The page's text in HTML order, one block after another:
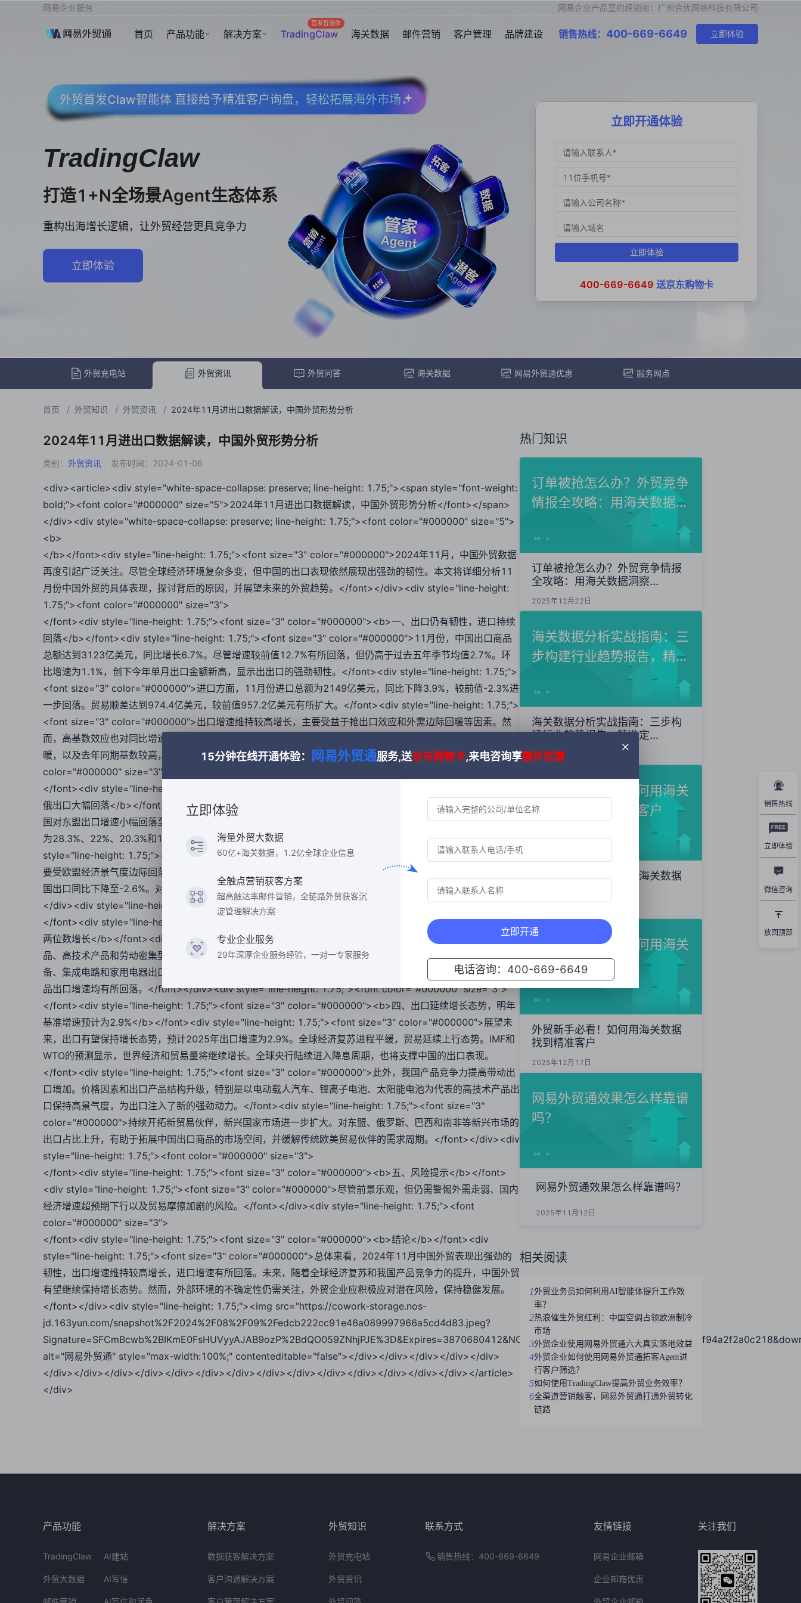
网易企业服务 网易企业产品签约经销商：广州合优网络科技有限公司
首页 产品功能 解决方案 TradingClaw
首发智能体
海关数据 邮件营销 客户管理 品牌建设 销售热线： 400-669-6649 立即体验
外贸首发Claw智能体 直接给予精准客户询盘，轻松拓展海外市场
TradingClaw
打造1+N全场景Agent生态体系
重构出海增长逻辑，让外贸经营更具竞争力
立即体验
立即开通体验
立即体验
400-669-6649 送京东购物卡
外贸充电站 外贸资讯 外贸问答 海关数据 网易外贸通优惠 服务网点
首页 / 外贸知识 / 外贸资讯 / 2024年11月进出口数据解读，中国外贸形势分析
2024年11月进出口数据解读，中国外贸形势分析
类别： 外贸资讯 发布时间：2024-01-06
<div><article><div style="white-space-collapse: preserve; line-height: 1.75;"><span style="font-weight:
bold;"><font color="#000000" size="5">2024年11月进出口数据解读，中国外贸形势分析</font></span>
</div><div style="white-space-collapse: preserve; line-height: 1.75;"><font color="#000000" size="5">
<b>
</b></font><div style="line-height: 1.75;"><font size="3" color="#000000">2024年11月，中国外贸数据
再度引起广泛关注。尽管全球经济环境复杂多变，但中国的出口表现依然展现出强劲的韧性。本文将详细分析11
月份中国外贸的具体表现，探讨背后的原因，并展望未来的外贸趋势。</font></div><div style="line-height:
1.75;"><font color="#000000" size="3">
</font><div style="line-height: 1.75;"><font size="3" color="#000000"><b>一、出口仍有韧性，进口持续
回落</b></font><div style="line-height: 1.75;"><font size="3" color="#000000">11月份，中国出口商品
总额达到3123亿美元，同比增长6.7%。尽管增速较前值12.7%有所回落，但仍高于过去五年季节均值2.7%。环
比增速为1.1%，创下今年单月出口金额新高，显示出出口的强劲韧性。</font><div style="line-height: 1.75;">
<font size="3" color="#000000">进口方面，11月份进口总额为2149亿美元，同比下降3.9%，较前值-2.3%进
一步回落。贸易顺差达到974.4亿美元，较前值957.2亿美元有所扩大。</font><div style="line-height: 1.75;">
<font size="3" color="#000000">出口增速维持较高增长，主要受益于抢出口效应和外需边际回暖等因素。然
而，高基数效应也对同比增速带来一定拖累。具体来看，贸易商预期关税效用引发提前进货潮，外需景气度边际回
暖，以及去年同期基数较高，都是影响因素。</font></div><div style="line-height: 1.75;"><font
color="#000000" size="3">
</font><div style="line-height: 1.75;"><font size="3" color="#000000"><b>二、对东盟出口保持平稳，对
俄出口大幅回落</b></font><div style="line-height: 1.75;"><font size="3" color="#000000">11月份，中
国对东盟出口增速小幅回落至14.9%，但依旧维持两位数高增长。对马来西亚、泰国、印尼和越南的出口增速分别
为28.3%、22%、20.3%和12.8%。对新加坡和菲律宾的出口增速小幅下降，但整体保持平稳。</font><div
style="line-height: 1.75;"><font size="3" color="#000000">对欧盟出口增速有所回落，同比增速为7.2%，主
要受欧盟经济景气度边际回落拖累。对美国出口增速维持高增，同比增速为8%。对日本出口同比增长6.3%，对韩
国出口同比下降至-2.6%。对俄罗斯出口增速大幅下滑至-2.5%，是本月出口增速国别最大拖累项。</font>
</div><div style="line-height: 1.75;"><font color="#000000" size="3">
</font><div style="line-height: 1.75;"><font size="3" color="#000000"><b>三、集成电路和家电出口维持
两位数增长</b></font><div style="line-height: 1.75;"><font size="3" color="#000000">11月份，机电产
品、高技术产品和劳动密集型产品出口增速均有不同程度回落。机电产品出口同比增长7.9%，其中通用机械设
备、集成电路和家用电器出口增速分别为14%、11%和10.1%。劳动密集型产品中，除玩具外，所有主要类别商
品出口增速均有所回落。</font></div><div style="line-height: 1.75;"><font color="#000000" size="3">
</font><div style="line-height: 1.75;"><font size="3" color="#000000"><b>四、出口延续增长态势，明年
基准增速预计为2.9%</b></font><div style="line-height: 1.75;"><font size="3" color="#000000">展望未
来，出口有望保持增长态势，预计2025年出口增速为2.9%。全球经济复苏进程平缓，贸易延续上行态势。IMF和
WTO的预测显示，世界经济和贸易量将继续增长。全球央行陆续进入降息周期，也将支撑中国的出口表现。
</font><div style="line-height: 1.75;"><font size="3" color="#000000">此外，我国产品竞争力提高带动出
口增加。价格因素和出口产品结构升级，特别是以电动载人汽车、锂离子电池、太阳能电池为代表的高技术产品出
口保持高景气度，为出口注入了新的强劲动力。</font><div style="line-height: 1.75;"><font size="3"
color="#000000">持续开拓新贸易伙伴，新兴国家市场进一步扩大。对东盟、俄罗斯、巴西和南非等新兴市场的
出口占比上升，有助于拓展中国出口商品的市场空间，并缓解传统欧美贸易伙伴的需求周期。</font></div><div
style="line-height: 1.75;"><font color="#000000" size="3">
</font><div style="line-height: 1.75;"><font size="3" color="#000000"><b>五、风险提示</b></font>
<div style="line-height: 1.75;"><font size="3" color="#000000">尽管前景乐观，但仍需警惕外需走弱、国内
经济增速超预期下行以及贸易摩擦加剧的风险。</font></div><div style="line-height: 1.75;"><font
color="#000000" size="3">
</font><div style="line-height: 1.75;"><font size="3" color="#000000"><b>结论</b></font><div
style="line-height: 1.75;"><font size="3" color="#000000">总体来看，2024年11月中国外贸表现出强劲的
韧性，出口增速维持较高增长，进口增速有所回落。未来，随着全球经济复苏和我国产品竞争力的提升，中国外贸
有望继续保持增长态势。然而，外部环境的不确定性仍需关注，外贸企业应积极应对潜在风险，保持稳健发展。
</font></div><div style="line-height: 1.75;"><img src="https://cowork-storage.nos-
jd.163yun.com/snapshot%2F2024%2F08%2F09%2Fedcb222cc91e46a089997966a5cd4d83.jpeg?
alt="网易外贸通" style="max-width:100%;" contenteditable="false"></div></div></div></div></div>
</div></div></div></div></div></div></div></div></div></div></div></div></div></div></article>
</div>
热门知识
订单被抢怎么办？外贸竞争
情报全攻略：用海关数据洞
订单被抢怎么办？外贸竞争情报
全攻略：用海关数据洞察...
2025年12月22日
海关数据分析实战指南：三
步构建行业趋势报告，精准
海关数据分析实战指南：三步构
建行业趋势报告，精准定...
2025年12月20日
外贸获客秘籍：如何用海关
数据精准开发海外客户
外贸获客秘籍：如何用海关数据
外贸新手必看！如何用海关
数据找到精准客户
外贸新手必看！如何用海关数据
找到精准客户
2025年12月17日
网易外贸通效果怎么样靠谱
吗？
网易外贸通效果怎么样靠谱吗？
2025年11月12日
相关阅读
1外贸业务员如何利用AI智能体提升工作效
率？
2热浪催生外贸红利：中国空调占领欧洲制冷
市场
3外贸企业使用网易外贸通六大真实落地效益
4外贸企业如何使用网易外贸通拓客Agent进
行客户筛选？
5如何使用TradingClaw提高外贸业务效率？
6全渠道营销触客，网易外贸通打通外贸转化
链路
产品功能
TradingClaw
外贸大数据
AI建站
AI写信
解决方案
数据获客解决方案
客户沟通解决方案
外贸知识
外贸充电站
外贸资讯
联系方式
销售热线：400-669-6649
友情链接
网易企业邮箱
企业邮箱优惠
关注我们
15分钟在线开通体验： 网易外贸通服务,送京东购物卡,来电咨询享额外优惠
立即体验
海量外贸大数据
60亿+海关数据，1.2亿全球企业信息
全触点营销获客方案
超高触达率邮件营销，全链路外贸获客沉
淀管理解决方案
专业企业服务
29年深厚企业服务经验，一对一专家服务
立即开通
电话咨询：400-669-6649
销售热线
立即体验
微信咨询
放回顶部